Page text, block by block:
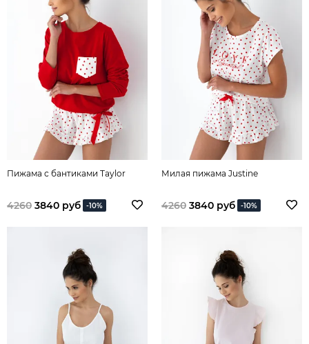
Пижама с бантиками Taylor
4260 3840 руб -10%
Милая пижама Justine
4260 3840 руб -10%